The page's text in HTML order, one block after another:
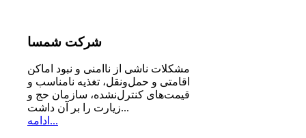
شرکت شمسا
مشكلات ناشی از ناامنی و نبود اماكن
اقامتی و حمل‌ونقل، تغذیه‌ نامناسب و
قیمت‌های كنترل‌نشده، سازمان حج و
زیارت را بر آن داشت...
ادامه...